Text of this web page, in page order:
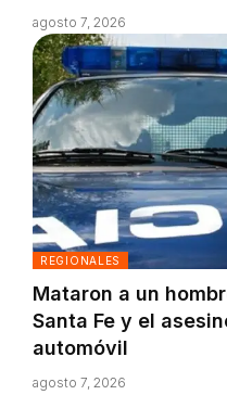
agosto 7, 2026
REGIONALES
Mataron a un
Santa Fe y el
automóvil
agosto 7, 2026